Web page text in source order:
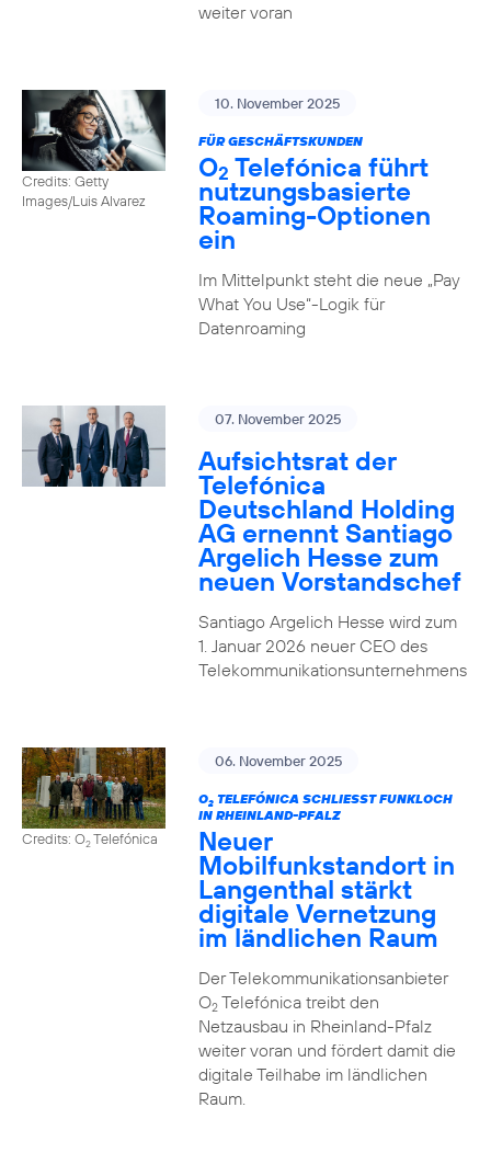
weiter voran
Credits: Getty
Images/Luis Alvarez
10. November 2025
FÜR GESCHÄFTSKUNDEN
O2 Telefónica führt
nutzungs­basierte
Roaming-Optionen
ein
Im Mittelpunkt steht die neue „Pay
What You Use“-Logik für
Datenroaming
07. November 2025
Aufsichtsrat der
Telefónica
Deutschland Holding
AG ernennt Santiago
Argelich Hesse zum
neuen Vorstandschef
Santiago Argelich Hesse wird zum
1. Januar 2026 neuer CEO des
Telekommunikationsunternehmens
Credits: O2Telefónica
06. November 2025
O2TELEFÓNICA SCHLIESST FUNKLOCH I
N RHEINLAND-PFALZ
Neuer
Mobilfunkstandort in
Langenthal stärkt
digitale Vernetzung
im ländlichen Raum
Der Telekommunikationsanbieter
O2Telefónica treibt den
Netzausbau in Rheinland-Pfalz
weiter voran und fördert damit die
digitale Teilhabe im ländlichen
Raum.